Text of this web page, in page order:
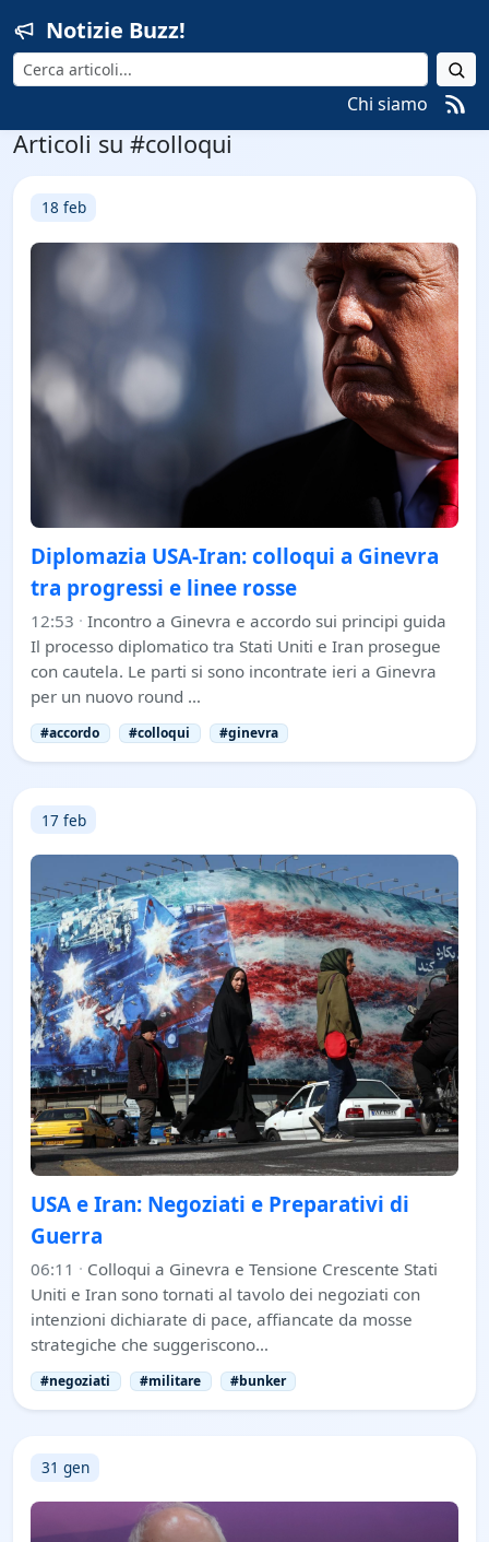
Notizie Buzz!
Cerca
Chi siamo
Articoli su #colloqui
18 feb
Diplomazia USA-Iran: colloqui a Ginevra
tra progressi e linee rosse
12:53 · Incontro a Ginevra e accordo sui principi guida
Il processo diplomatico tra Stati Uniti e Iran prosegue
con cautela. Le parti si sono incontrate ieri a Ginevra
per un nuovo round …
#accordo #colloqui #ginevra
17 feb
USA e Iran: Negoziati e Preparativi di
Guerra
06:11 · Colloqui a Ginevra e Tensione Crescente Stati
Uniti e Iran sono tornati al tavolo dei negoziati con
intenzioni dichiarate di pace, affiancate da mosse
strategiche che suggeriscono…
#negoziati #militare #bunker
31 gen